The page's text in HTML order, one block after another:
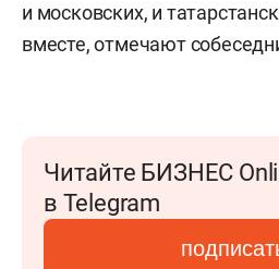
и московских, и
вместе, отмечают
Читайте БИЗНЕС
в Telegram